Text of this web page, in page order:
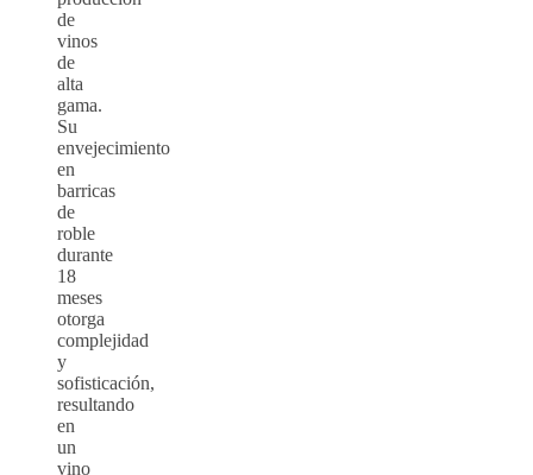
de
vinos
de
alta
gama.
Su
envejecimiento
en
barricas
de
roble
durante
18
meses
otorga
complejidad
y
sofisticación,
resultando
en
un
vino